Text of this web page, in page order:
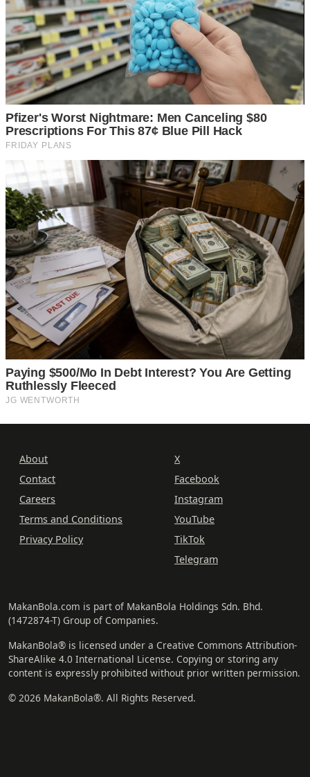
About
Contact
Careers
Terms and Conditions
Privacy Policy
X
Facebook
Instagram
YouTube
TikTok
Telegram
MakanBola.com is part of MakanBola Holdings Sdn. Bhd.
(1472874-T) Group of Companies.
MakanBola® is licensed under a Creative Commons Attribution-
ShareAlike 4.0 International License. Copying or storing any
content is expressly prohibited without prior written permission.
© 2026 MakanBola®. All Rights Reserved.